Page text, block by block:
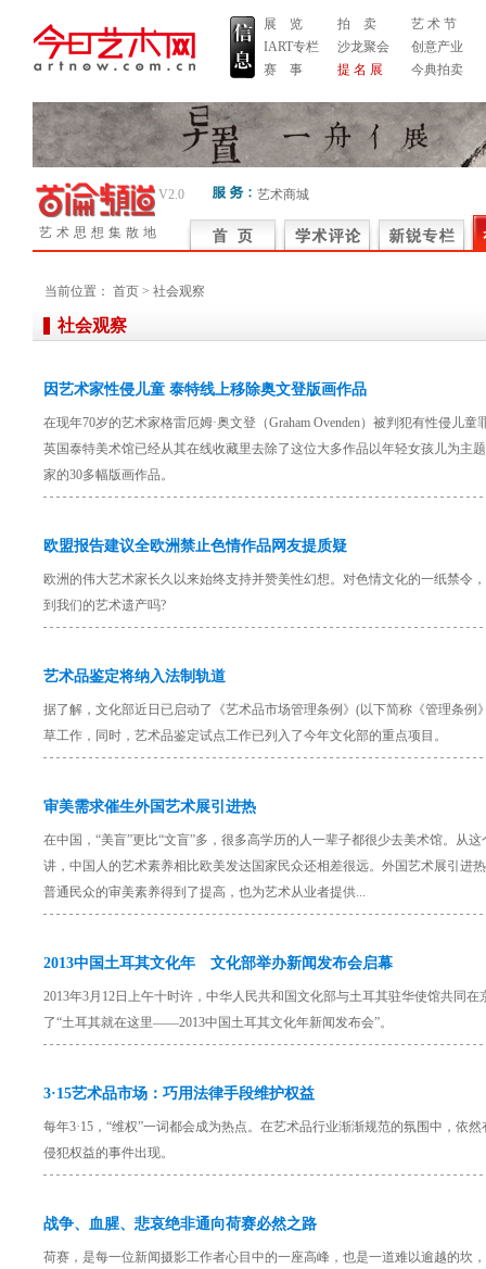
展 览
IART专栏
赛 事
拍 卖
沙龙聚会
提 名 展
艺 术 节
创意产业
今典拍卖
艺术思想集散地
V2.0 艺术商城
当前位置： 首页 > 社会观察
社会观察
因艺术家性侵儿童 泰特线上移除奥文登版画作品
在现年70岁的艺术家格雷厄姆·奥文登（Graham Ovenden）被判犯有性侵儿童
英国泰特美术馆已经从其在线收藏里去除了这位大多作品以年轻女孩儿为主
家的30多幅版画作品。
欧盟报告建议全欧洲禁止色情作品网友提质疑
欧洲的伟大艺术家长久以来始终支持并赞美性幻想。对色情文化的一纸禁令
到我们的艺术遗产吗?
艺术品鉴定将纳入法制轨道
据了解，文化部近日已启动了《艺术品市场管理条例》(以下简称《管理条例
草工作，同时，艺术品鉴定试点工作已列入了今年文化部的重点项目。
审美需求催生外国艺术展引进热
在中国，“美盲”更比“文盲”多，很多高学历的人一辈子都很少去美术馆。从这
讲，中国人的艺术素养相比欧美发达国家民众还相差很远。外国艺术展引进
普通民众的审美素养得到了提高，也为艺术从业者提供...
2013中国土耳其文化年 文化部举办新闻发布会启幕
2013年3月12日上午十时许，中华人民共和国文化部与土耳其驻华使馆共同在
了“土耳其就在这里——2013中国土耳其文化年新闻发布会”。
3·15艺术品市场：巧用法律手段维护权益
每年3·15，“维权”一词都会成为热点。在艺术品行业渐渐规范的氛围中，依然
侵犯权益的事件出现。
战争、血腥、悲哀绝非通向荷赛必然之路
荷赛，是每一位新闻摄影工作者心目中的一座高峰，也是一道难以逾越的坎